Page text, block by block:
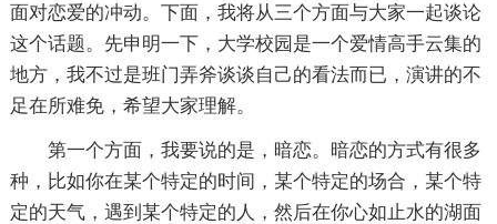
面对恋爱的冲动。下面，我将从三个方面与大家一起谈论
这个话题。先申明一下，大学校园是一个爱情高手云集的
地方，我不过是班门弄斧谈谈自己的看法而已，演讲的不
足在所难免，希望大家理解。
第一个方面，我要说的是，暗恋。暗恋的方式有很多
种，比如你在某个特定的时间，某个特定的场合，某个特
定的天气，遇到某个特定的人，然后在你心如止水的湖面